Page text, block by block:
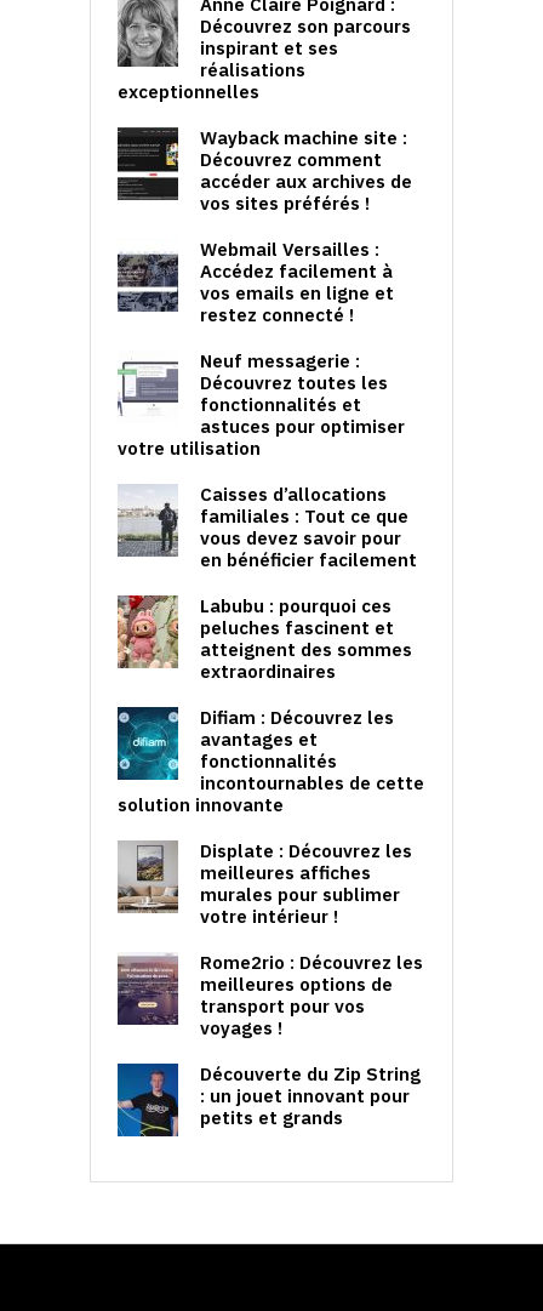
Découvrez son parcours
inspirant et ses
réalisations
exceptionnelles
Wayback machine site :
Découvrez comment
accéder aux archives de
vos sites préférés !
Webmail Versailles :
Accédez facilement à
vos emails en ligne et
restez connecté !
Neuf messagerie :
Découvrez toutes les
fonctionnalités et
astuces pour optimiser
votre utilisation
Caisses d’allocations
familiales : Tout ce que
vous devez savoir pour
en bénéficier facilement
Labubu : pourquoi ces
peluches fascinent et
atteignent des sommes
extraordinaires
Difiam : Découvrez les
avantages et
fonctionnalités
incontournables de cette
solution innovante
Displate : Découvrez les
meilleures affiches
murales pour sublimer
votre intérieur !
Rome2rio : Découvrez les
meilleures options de
transport pour vos
voyages !
Découverte du Zip String
: un jouet innovant pour
petits et grands